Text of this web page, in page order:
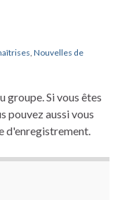
Nouvelles de
groupe. Si vous êtes
pouvez aussi vous
d'enregistrement.